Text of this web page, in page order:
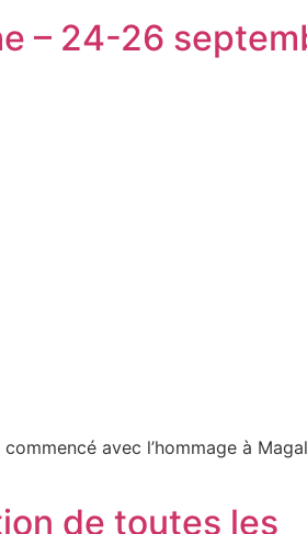
– 24-26
avec l’hommage à
de toutes les